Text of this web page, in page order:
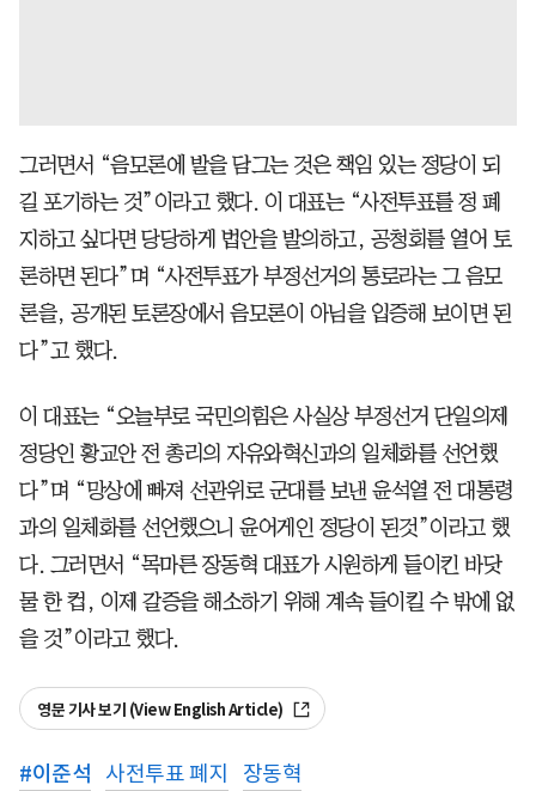
그러면서 “음모론에 발을 담그는 것은 책임 있는 정당이 되
길 포기하는 것”이라고 했다. 이 대표는 “사전투표를 정 폐
지하고 싶다면 당당하게 법안을 발의하고, 공청회를 열어 토
론하면 된다”며 “사전투표가 부정선거의 통로라는 그 음모
론을, 공개된 토론장에서 음모론이 아님을 입증해 보이면 된
다”고 했다.
이 대표는 “오늘부로 국민의힘은 사실상 부정선거 단일의제
정당인 황교안 전 총리의 자유와혁신과의 일체화를 선언했
다”며 “망상에 빠져 선관위로 군대를 보낸 윤석열 전 대통령
과의 일체화를 선언했으니 윤어게인 정당이 된것”이라고 했
다. 그러면서 “목마른 장동혁 대표가 시원하게 들이킨 바닷
물 한 컵, 이제 갈증을 해소하기 위해 계속 들이킬 수 밖에 없
을 것”이라고 했다.
영문 기사 보기 (View English Article)
#이준석 사전투표 폐지 장동혁